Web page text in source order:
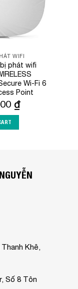
WIFI
phát wifi
Wi-Fi 6
Point
₫
Khê,
Số 8 Tôn